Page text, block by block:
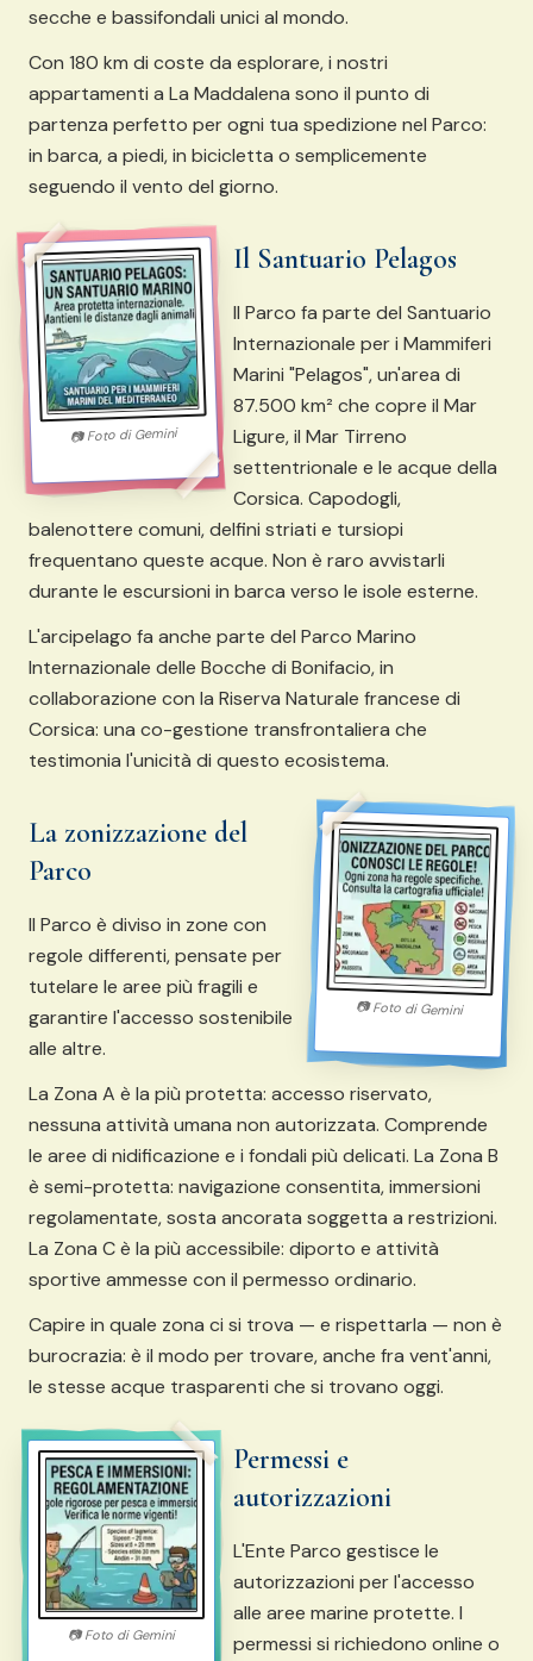
secche e bassifondali unici al mondo.
Con 180 km di coste da esplorare, i nostri
appartamenti a La Maddalena sono il punto di
partenza perfetto per ogni tua spedizione nel Parco:
in barca, a piedi, in bicicletta o semplicemente
seguendo il vento del giorno.
📷 Foto di Gemini
Il Santuario Pelagos
Il Parco fa parte del Santuario
Internazionale per i Mammiferi
Marini "Pelagos", un'area di
87.500 km² che copre il Mar
Ligure, il Mar Tirreno
settentrionale e le acque della
Corsica. Capodogli,
balenottere comuni, delfini striati e tursiopi
frequentano queste acque. Non è raro avvistarli
durante le escursioni in barca verso le isole esterne.
L'arcipelago fa anche parte del Parco Marino
Internazionale delle Bocche di Bonifacio, in
collaborazione con la Riserva Naturale francese di
Corsica: una co-gestione transfrontaliera che
testimonia l'unicità di questo ecosistema.
📷Foto di Gemini
La zonizzazione del
Parco
Il Parco è diviso in zone con
regole differenti, pensate per
tutelare le aree più fragili e
garantire l'accesso sostenibile
alle altre.
La Zona A è la più protetta: accesso riservato,
nessuna attività umana non autorizzata. Comprende
le aree di nidificazione e i fondali più delicati. La Zona B
è semi-protetta: navigazione consentita, immersioni
regolamentate, sosta ancorata soggetta a restrizioni.
La Zona C è la più accessibile: diporto e attività
sportive ammesse con il permesso ordinario.
Capire in quale zona ci si trova — e rispettarla — non è
burocrazia: è il modo per trovare, anche fra vent'anni,
le stesse acque trasparenti che si trovano oggi.
📷Foto di Gemini
Permessi e
autorizzazioni
L'Ente Parco gestisce le
autorizzazioni per l'accesso
alle aree marine protette. I
permessi si richiedono online o